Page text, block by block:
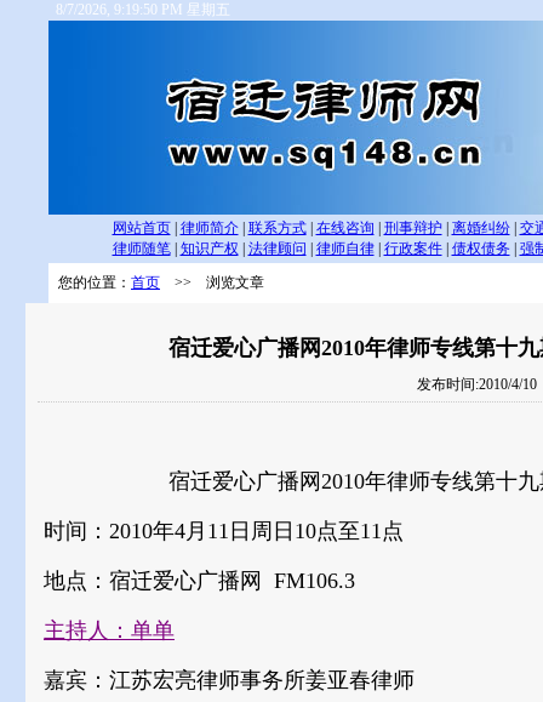
8/7/2026, 9:19:51 PM 星期五
网站首页 律师简介 联系方式| 在线咨询 刑事辩护 离婚纠纷
交
律师随笔
知识产权 法律顾问 律师自律 行政案件 债权债务
强
您的位置： 首页 >> 浏览文章
宿迁爱心广播网2010年律师专线第十
发布时间:2010/4/10
宿迁爱心广播网2010年律师专线第十
时间：2010年4月11日周日10点至11点
地点：宿迁爱心广播网 FM106.3
主持人：单单
嘉宾：江苏宏亮律师事务所姜亚春律师